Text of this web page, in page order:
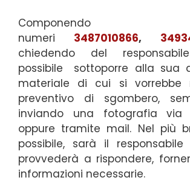
numeri 3487010866,
chiedendo del
possibile
sottoporre alla sua
materiale di cui si vorrebbe
preventivo di sgombero,
inviando una fotografia via
oppure tramite mail. Nel più
possibile, sarà il
provvederà a rispondere,
informazioni necessarie.